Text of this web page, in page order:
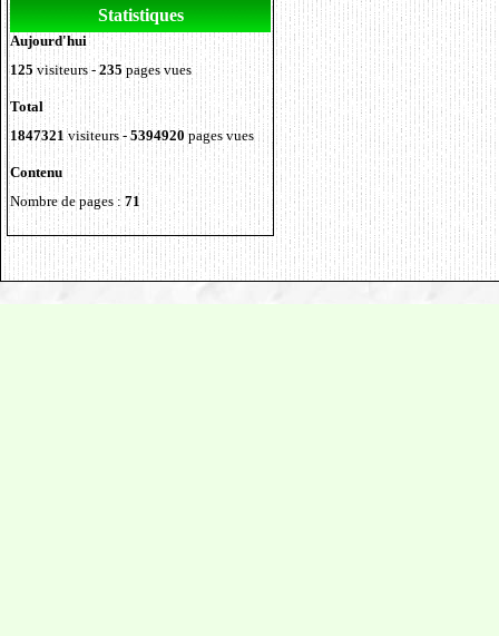
Statistiques
Aujourd'hui
125 visiteurs -235 pages vues
Total
1847321 visiteurs -5394920 pages vues
Contenu
Nombre de pages : 71